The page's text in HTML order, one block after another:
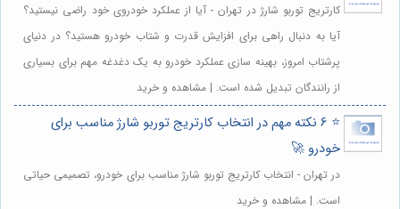
کارتریج توربو شارژ در تهران - آیا از عملکرد خودروی خود راضی نیستید؟
آیا به دنبال راهی برای افزایش قدرت و شتاب خودرو هستید؟ در دنیای
پرشتاب امروز، بهینه سازی عملکرد خودرو به یک دغدغه مهم برای بسیاری
از رانندگان تبدیل شده است. | مشاهده و خرید
⭐️ 6 نکته مهم در انتخاب کارتریج توربو شارژ مناسب برای
خودرو 🚀
در تهران - انتخاب کارتریج توربو شارژ مناسب برای خودرو، تصمیمی حیاتی
است. | مشاهده و خرید